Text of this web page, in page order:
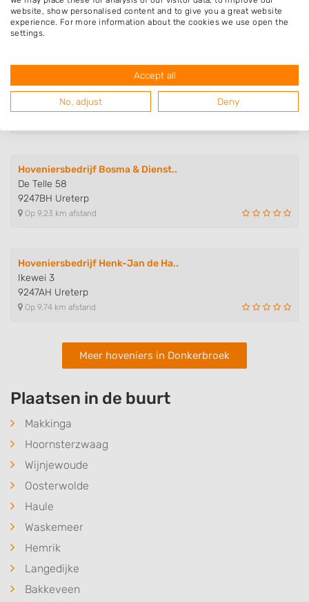
8431SR Oosterwolde
Op 6,62 km afstand
Hoofdweg-Boven 46
8433LC Haulerwijk
Hoveniersbedrijf Bosma & Dienst..
De Telle 58
9247BH Ureterp
Op 9,23 km afstand
Hoveniersbedrijf Henk-Jan de Ha..
Ikewei 3
9247AH Ureterp
Op 9,74 km afstand
Meer hoveniers in Donkerbroek
Plaatsen in de buurt
Makkinga
Hoornsterzwaag
Wijnjewoude
Oosterwolde
Haule
Waskemeer
Hemrik
Langedijke
Bakkeveen
website, show personalised content and to give you a great website
experience. For more information about the cookies we use open the
settings.
Accept all
No, adjust Deny